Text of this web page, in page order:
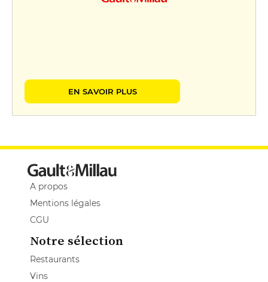
EN SAVOIR PLUS
A propos
Mentions légales
CGU
Notre sélection
Restaurants
Vins